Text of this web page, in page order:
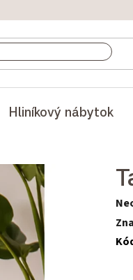
Hliníkový nábytok